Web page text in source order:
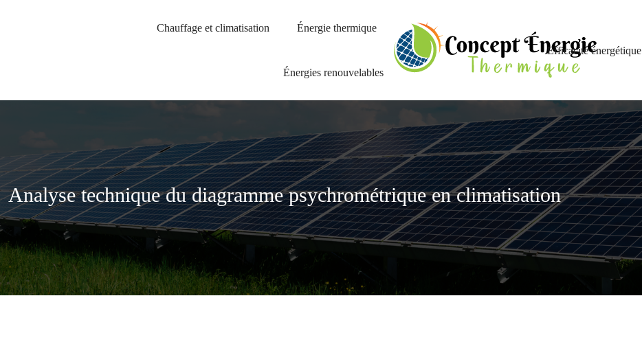
Énergie thermique
Chauffage et climatisation
Énergies renouvelables
Efficacité énergétique
Analyse technique du diagramme psychrométrique en climatisation